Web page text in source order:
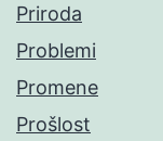
Priroda
Problemi
Promene
Prošlost